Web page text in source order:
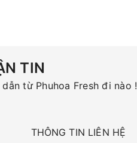
TIN
từ Phuhoa Fresh đi nào !
THÔNG TIN LIÊN HỆ